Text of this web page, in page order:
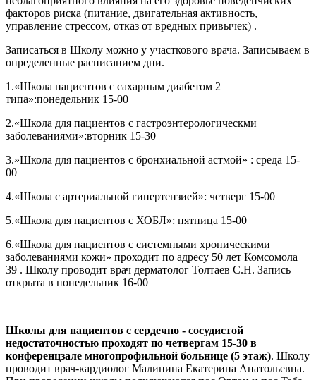
факторов риска (питание, двигательная активность,
управление стрессом, отказ от вредных привычек) .
Записаться в Школу можно у участкового врача. Записываем в
определенные расписанием дни.
1.«Школа пациентов с сахарным диабетом 2
типа»:понедельник 15-00
2.«Школа для пациентов с гастроэнтерологическми
заболеваниями»:вторник 15-30
3.»Школа для пациентов с бронхиальной астмой» : среда 15-
00
4.«Школа с артериальной гипертензией»: четверг 15-00
5.«Школа для пациентов с ХОБЛ»: пятница 15-00
6.«Школа для пациентов с системными хроническими
заболеваниями кожи» проходит по адресу 50 лет Комсомола
39 . Школу проводит врач дерматолог Толтаев С.Н. Запись
открыта в понедельник 16-00
Школы для пациентов с сердечно - сосудистой
недостаточностью проходят по четвергам 15-30 в
конференцзале многопрофильной больнице (5 этаж). Школу
проводит врач-кардиолог Малинина Екатерина Анатольевна.